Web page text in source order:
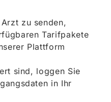
zu senden,
Tarifpakete
Plattform
sind, loggen Sie
in Ihr